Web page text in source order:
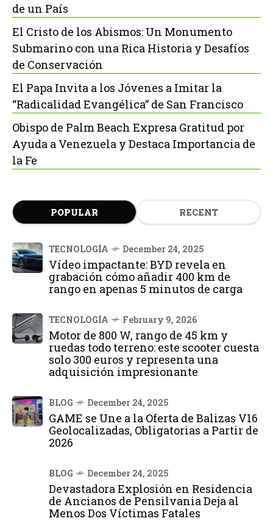
de un País
El Cristo de los Abismos: Un Monumento
Submarino con una Rica Historia y Desafíos
de Conservación
El Papa Invita a los Jóvenes a Imitar la
“Radicalidad Evangélica” de San Francisco
Obispo de Palm Beach Expresa Gratitud por
Ayuda a Venezuela y Destaca Importancia de
la Fe
POPULAR RECENT
TECNOLOGÍA December 24, 2025
Vídeo impactante: BYD revela en
grabación cómo añadir 400 km de
rango en apenas 5 minutos de carga
TECNOLOGÍA February 9, 2026
Motor de 800 W, rango de 45 km y
ruedas todo terreno: este scooter cuesta
solo 300 euros y representa una
adquisición impresionante
BLOG December 24, 2025
GAME se Une a la Oferta de Balizas V16
Geolocalizadas, Obligatorias a Partir de
2026
BLOG December 24, 2025
Devastadora Explosión en Residencia
de Ancianos de Pensilvania Deja al
Menos Dos Víctimas Fatales